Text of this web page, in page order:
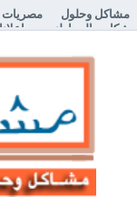
مشاكل وحلول مصريات
شكاوي المواطنين